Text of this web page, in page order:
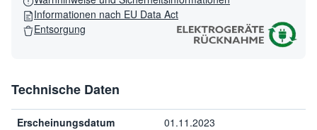
Informationen nach EU Data Act
Entsorgung
Technische Daten
Erscheinungsdatum
01.11.2023